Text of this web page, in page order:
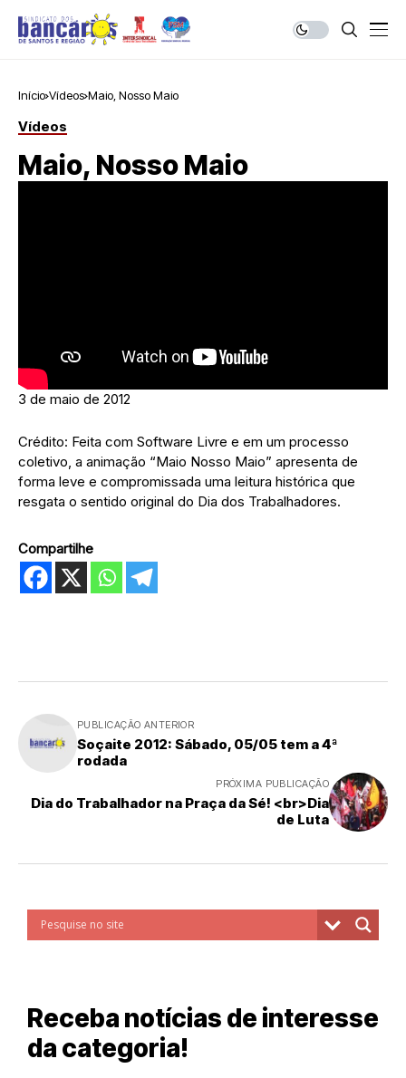
Início Vídeos Maio, Nosso Maio
Vídeos
Maio, Nosso Maio
3 de maio de 2012
Crédito: Feita com Software Livre e em um processo
coletivo, a animação “Maio Nosso Maio” apresenta de
forma leve e compromissada uma leitura histórica que
resgata o sentido original do Dia dos Trabalhadores.
Compartilhe
PUBLICAÇÃO ANTERIOR
Soçaite 2012: Sábado, 05/05 tem a 4ª
rodada
PRÓXIMA PUBLICAÇÃO
Dia do Trabalhador na Praça da Sé! <br>Dia
de Luta
Receba notícias de interesse
da categoria!